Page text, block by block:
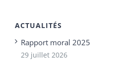
ACTUALITÉS
Rapport moral 2025
29 juillet 2026